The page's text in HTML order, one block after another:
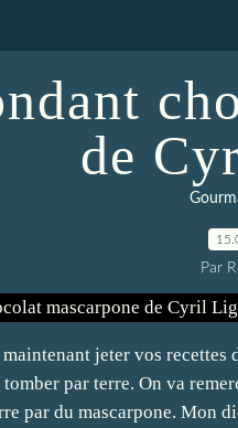
de
Par
jeter vos
tomber par terre. On va
par du mascarpone. Mon